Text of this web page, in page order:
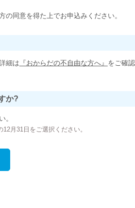
同意を得た上でお申込みください。
細は 『おからだの不自由な方へ』 をご確
か?
。
月31日をご選択ください。